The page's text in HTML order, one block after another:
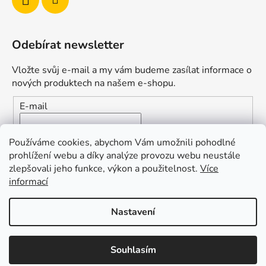
Používáme cookies, abychom Vám umožnili pohodlné
prohlížení webu a díky analýze provozu webu neustále
zlepšovali jeho funkce, výkon a použitelnost. Více
informací
Nastavení
Souhlasím
Odebírat newsletter
Vložte svůj e-mail a my vám budeme zasílat informace o
nových produktech na našem e-shopu.
E-mail
Vložením e-mailu souhlasíte s
podmínkami ochrany
osobních údajů
PŘIHLÁSIT SE
Vytvořil Shoptet
Duofishing. Všechna práva vyhrazena.